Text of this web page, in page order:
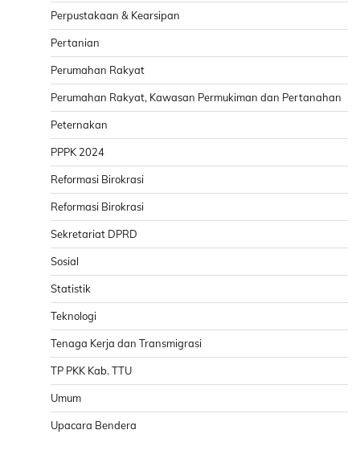
Perpustakaan & Kearsipan
Pertanian
Perumahan Rakyat
Perumahan Rakyat, Kawasan Permukiman dan Pertanahan
Peternakan
PPPK 2024
Reformasi Birokrasi
Reformasi Birokrasi
Sekretariat DPRD
Sosial
Statistik
Teknologi
Tenaga Kerja dan Transmigrasi
TP PKK Kab. TTU
Umum
Upacara Bendera